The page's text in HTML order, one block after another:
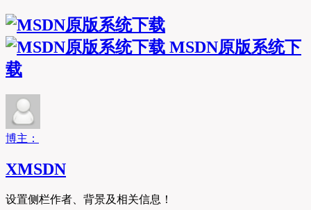
MSDN原版系统下
载
博主：
XMSDN
设置侧栏作者、背景及相关信息！